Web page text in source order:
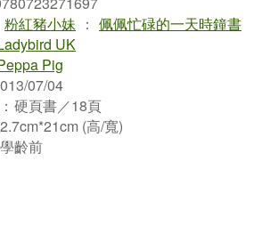
粉紅豬小妹 ： 佩佩忙碌的一天時鐘書
UK
Pig
07/04
： 硬頁書／18頁
(高/寬)
學齡前